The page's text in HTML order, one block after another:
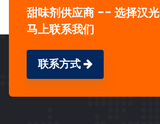
甜味剂供应商 -- 选择汉光
马上联系我们
联系方式